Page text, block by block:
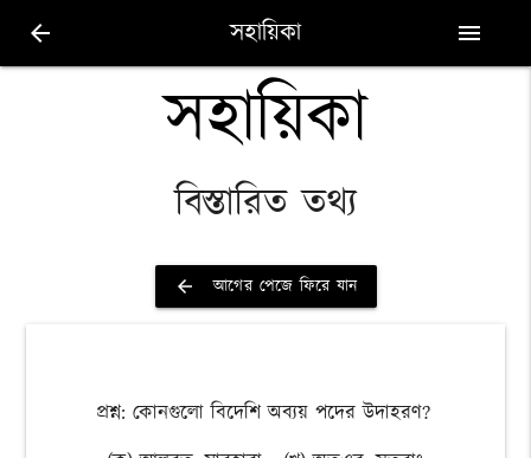
arrow_back সহায়িকা menu
সহায়িকা
বিস্তারিত তথ্য
arrow_back আগের পেজে ফিরে যান
প্রশ্ন: কোনগুলো বিদেশি অব্যয় পদের উদাহরণ?